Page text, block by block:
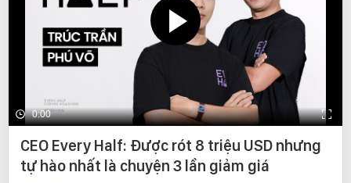
0:00
CEO Every Half: Được rót 8 triệu USD nhưng
tự hào nhất là chuyện 3 lần giảm giá